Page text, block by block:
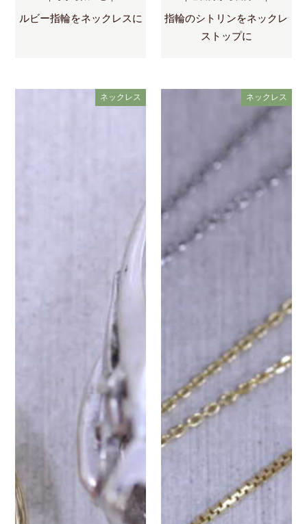
ルビー指輪をネックレスに
指輪のシトリンをネックレ
ストップに
ネックレス ネックレス